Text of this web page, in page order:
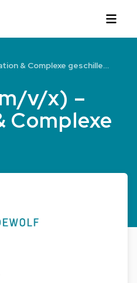
v/x) –
Complexe
& Complexe geschille…